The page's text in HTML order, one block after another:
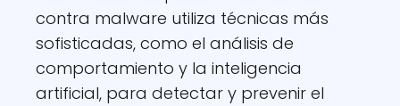
contra malware utiliza técnicas más
sofisticadas, como el análisis de
comportamiento y la inteligencia
artificial, para detectar y prevenir el